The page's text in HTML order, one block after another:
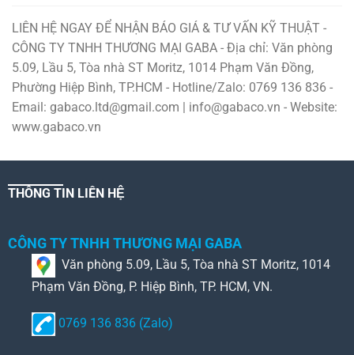
LIÊN HỆ NGAY ĐỂ NHẬN BÁO GIÁ & TƯ VẤN KỸ THUẬT -
CÔNG TY TNHH THƯƠNG MẠI GABA - Địa chỉ: Văn phòng
5.09, Lầu 5, Tòa nhà ST Moritz, 1014 Phạm Văn Đồng,
Phường Hiệp Bình, TP.HCM - Hotline/Zalo: 0769 136 836 -
Email: gabaco.ltd@gmail.com | info@gabaco.vn - Website:
www.gabaco.vn
THÔNG TIN LIÊN HỆ
CÔNG TY TNHH THƯƠNG MẠI GABA
Văn phòng 5.09, Lầu 5, Tòa nhà ST Moritz, 1014
Phạm Văn Đồng, P. Hiệp Bình, TP. HCM, VN.
0769 136 836 (Zalo)